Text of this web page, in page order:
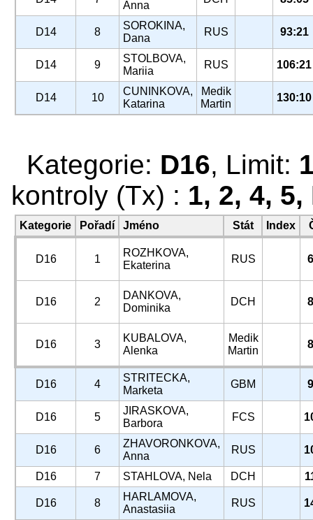
Anna
D14 8
SOROKINA,
Dana
RUS 93:21
D14 9
STOLBOVA,
Mariia
RUS 106:21
D14 10
CUNINKOVA,
Katarina
Medik
Martin
130:10
Kategorie: D16, Limit:
kontroly (Tx) : 1, 2, 4, 5,
Kategorie Pořadí Jméno Stát Index
D16 1
ROZHKOVA,
Ekaterina
RUS
D16 2
DANKOVA,
Dominika
DCH
D16 3
KUBALOVA,
Alenka
Medik
Martin
D16 4
STRITECKA,
Marketa
GBM
D16 5
JIRASKOVA,
Barbora
FCS
D16 6
ZHAVORONKOVA,
Anna
RUS
D16 7 STAHLOVA, Nela DCH
D16 8
HARLAMOVA,
Anastasiia
RUS